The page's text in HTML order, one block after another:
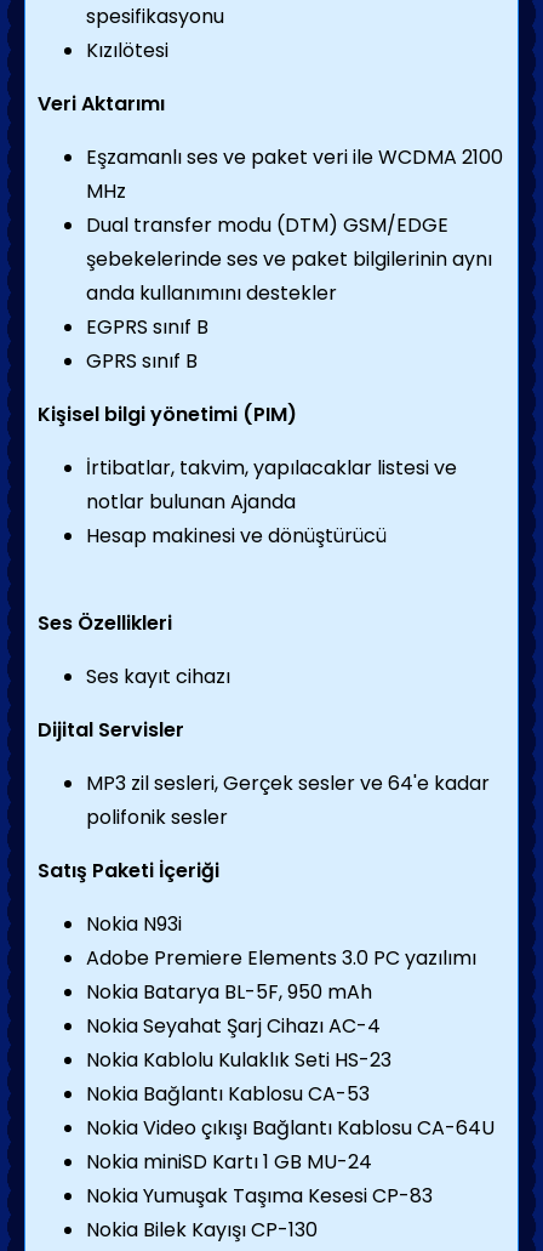
spesifikasyonu
Kızılötesi
Veri Aktarımı
Eşzamanlı ses ve paket veri ile WCDMA 2100
MHz
Dual transfer modu (DTM) GSM/EDGE
şebekelerinde ses ve paket bilgilerinin aynı
anda kullanımını destekler
EGPRS sınıf B
GPRS sınıf B
Kişisel bilgi yönetimi (PIM)
İrtibatlar, takvim, yapılacaklar listesi ve
notlar bulunan Ajanda
Hesap makinesi ve dönüştürücü
Ses Özellikleri
Ses kayıt cihazı
Dijital Servisler
MP3 zil sesleri, Gerçek sesler ve 64'e kadar
polifonik sesler
Satış Paketi İçeriği
Nokia N93i
Adobe Premiere Elements 3.0 PC yazılımı
Nokia Batarya BL-5F, 950 mAh
Nokia Seyahat Şarj Cihazı AC-4
Nokia Kablolu Kulaklık Seti HS-23
Nokia Bağlantı Kablosu CA-53
Nokia Video çıkışı Bağlantı Kablosu CA-64U
Nokia miniSD Kartı 1 GB MU-24
Nokia Yumuşak Taşıma Kesesi CP-83
Nokia Bilek Kayışı CP-130